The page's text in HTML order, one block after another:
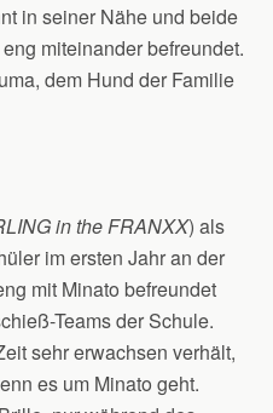
in seiner Nähe und beide
miteinander befreundet.
dem Hund der Familie
in the FRANXX) als
im ersten Jahr an der
mit Minato befreundet
Teams der Schule.
sehr erwachsen verhält,
es um Minato geht.